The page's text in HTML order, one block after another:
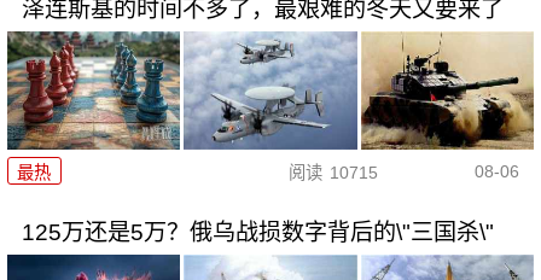
泽连斯基的时间不多了，最艰难的冬天又要来了
最热 阅读 10715 08-06
125万还是5万？俄乌战损数字背后的\"三国杀\"